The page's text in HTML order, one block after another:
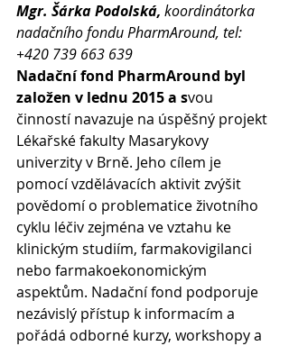
Mgr. Šárka Podolská, koordinátorka
nadačního fondu PharmAround, tel:
+420 739 663 639
Nadační fond PharmAround byl
založen v lednu 2015 a svou
činností navazuje na úspěšný projekt
Lékařské fakulty Masarykovy
univerzity v Brně. Jeho cílem je
pomocí vzdělávacích aktivit zvýšit
povědomí o problematice životního
cyklu léčiv zejména ve vztahu ke
klinickým studiím, farmakovigilanci
nebo farmakoekonomickým
aspektům. Nadační fond podporuje
nezávislý přístup k informacím a
pořádá odborné kurzy, workshopy a